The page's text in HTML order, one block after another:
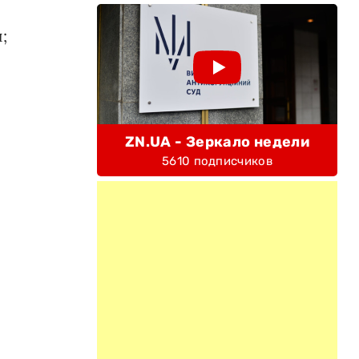
ZN.UA - Зеркало недели
5610 подписчиков